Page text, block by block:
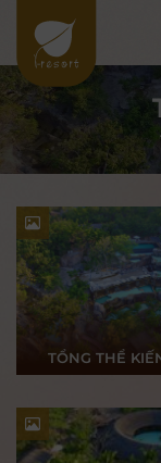
TỔNG THỂ